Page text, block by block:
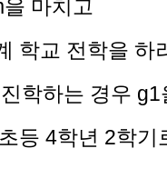
마치고
학교 전학을
학하는 경우
등 4학년 2학